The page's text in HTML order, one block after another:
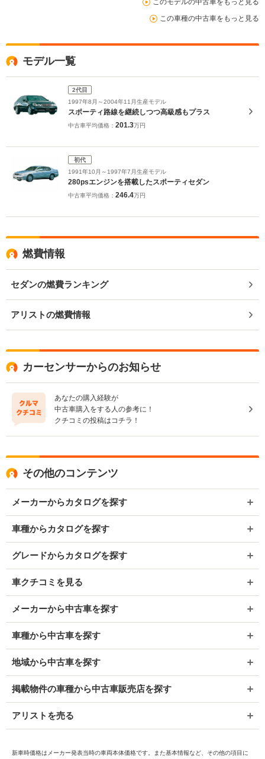
この車種の中古車をもっと見る
モデル一覧
2代目
1997年8月～2004年11月生産モデル
スポーティ路線を継続しつつ高級感もプラス
中古車平均価格： 201.3万円
初代
1991年10月～1997年7月生産モデル
280psエンジンを搭載したスポーティセダン
中古車平均価格： 246.4万円
燃費情報
セダンの燃費ランキング
アリストの燃費情報
カーセンサーからのお知らせ
あなたの購入経験が
中古車購入をする人の参考に！
クチコミの投稿はコチラ！
その他のコンテンツ
メーカーからカタログを探す
車種からカタログを探す
グレードからカタログを探す
車クチコミを見る
メーカーから中古車を探す
車種から中古車を探す
地域から中古車を探す
掲載物件の車種から中古車販売店を探す
アリストを売る
新車時価格はメーカー発表当時の車両本体価格です。また基本情報など、その他の項目に